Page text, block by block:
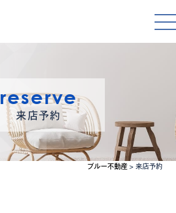
reserve
来店予約
ブルー不動産> 来店予約